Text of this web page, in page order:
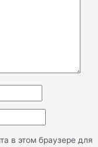
в этом браузере для